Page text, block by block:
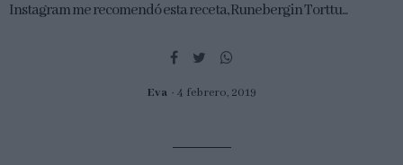
Instagram me recomendó esta receta, Runebergin Torttu...
Eva 4 febrero, 2019